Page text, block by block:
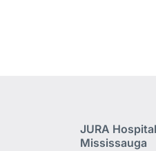
JURA
Mississauga